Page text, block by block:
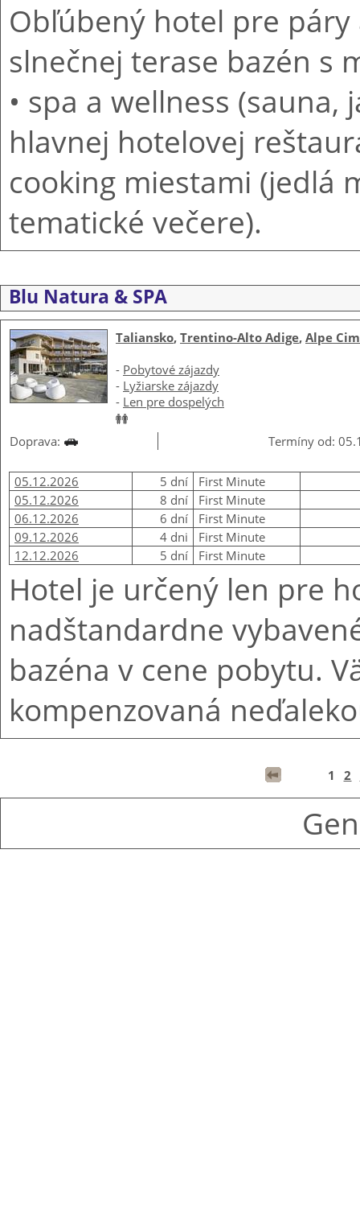
Obľúbený hotel pre
slnečnej terase bazén s
• spa a wellness (sauna,
hlavnej hotelovej
cooking miestami (jedlá
tematické večere).
Blu Natura & SPA
Taliansko, Trentino-Alto Adige, Alpe
- Pobytové zájazdy
- Lyžiarske zájazdy
- Len pre dospelých
Doprava: Termíny od:
05.12.2026 5 dní
First Minute
05.12.2026
8 dní
First Minute
06.12.2026
6 dní
First Minute
09.12.2026
4 dni
First Minute
12.12.2026
5 dní First Minute
Hotel je určený len pre
nadštandardne
bazéna v cene pobytu.
kompenzovaná
1 2